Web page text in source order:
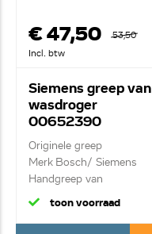
€ 47,50
53,50
Incl. btw
Siemens greep van
wasdroger
00652390
Originele greep
Merk Bosch/ Siemens
Handgreep van
condensr...
toon voorraad